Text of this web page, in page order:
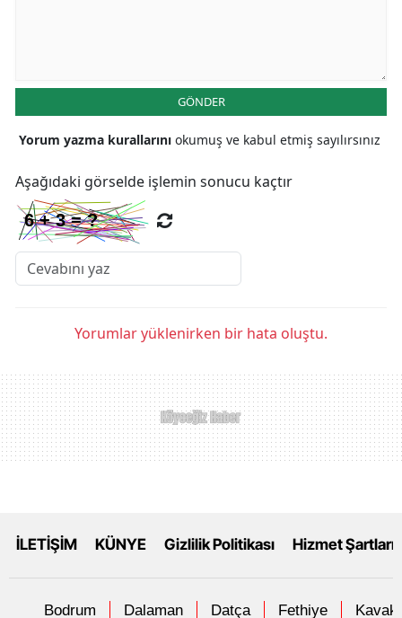
GÖNDER
Yorum yazma kurallarını okumuş ve kabul etmiş sayılırsınız
Aşağıdaki görselde işlemin sonucu kaçtır
Yorumlar yüklenirken bir hata oluştu.
İLETİŞİM KÜNYE Gizlilik Politikası Hizmet Şartları
Bodrum Dalaman Datça Fethiye